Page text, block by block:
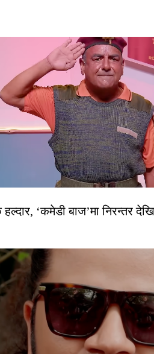
‘कमेडी बाज’मा निरन्तर